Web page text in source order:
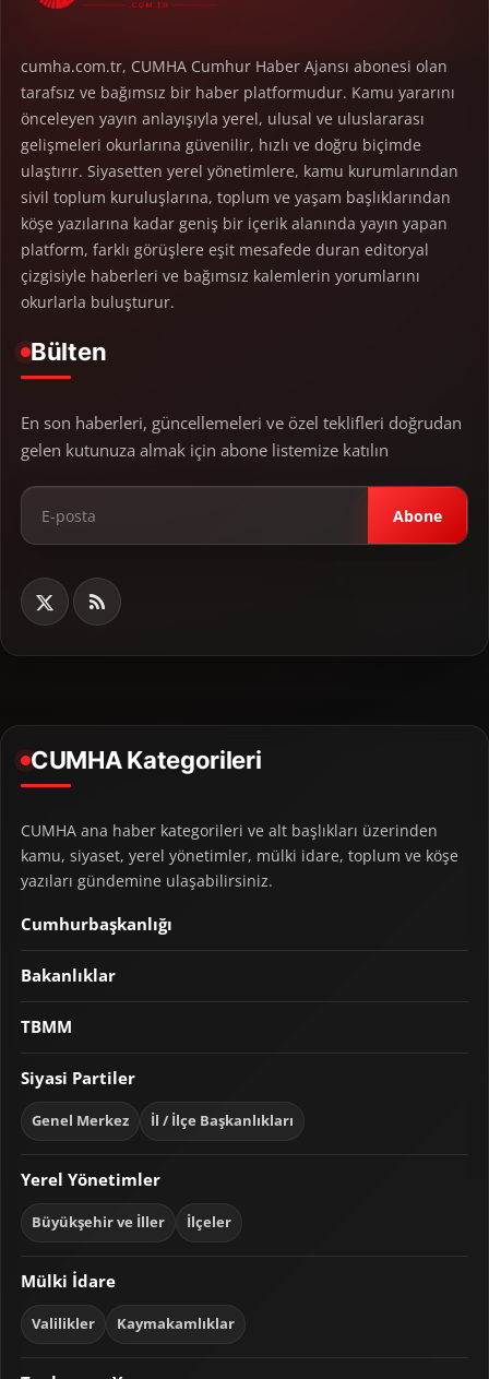
cumha.com.tr, CUMHA Cumhur Haber Ajansı abonesi olan
tarafsız ve bağımsız bir haber platformudur. Kamu yararını
önceleyen yayın anlayışıyla yerel, ulusal ve uluslararası
gelişmeleri okurlarına güvenilir, hızlı ve doğru biçimde
ulaştırır. Siyasetten yerel yönetimlere, kamu kurumlarından
sivil toplum kuruluşlarına, toplum ve yaşam başlıklarından
köşe yazılarına kadar geniş bir içerik alanında yayın yapan
platform, farklı görüşlere eşit mesafede duran editoryal
çizgisiyle haberleri ve bağımsız kalemlerin yorumlarını
okurlarla buluşturur.
Bülten
En son haberleri, güncellemeleri ve özel teklifleri doğrudan
gelen kutunuza almak için abone listemize katılın
Abone
CUMHA Kategorileri
CUMHA ana haber kategorileri ve alt başlıkları üzerinden
kamu, siyaset, yerel yönetimler, mülki idare, toplum ve köşe
yazıları gündemine ulaşabilirsiniz.
Cumhurbaşkanlığı
Bakanlıklar
TBMM
Siyasi Partiler
Genel Merkez İl / İlçe Başkanlıkları
Yerel Yönetimler
Büyükşehir ve İller İlçeler
Mülki İdare
Valilikler Kaymakamlıklar